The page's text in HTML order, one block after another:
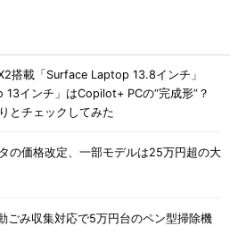
搭載「Surface Laptop 13.8インチ」
13インチ」はCopilot+ PCの“完成形”？
とチェックしてみた
の価格改定、一部モデルは25万円超の大
ごみ収集対応で5万円台のペン型掃除機